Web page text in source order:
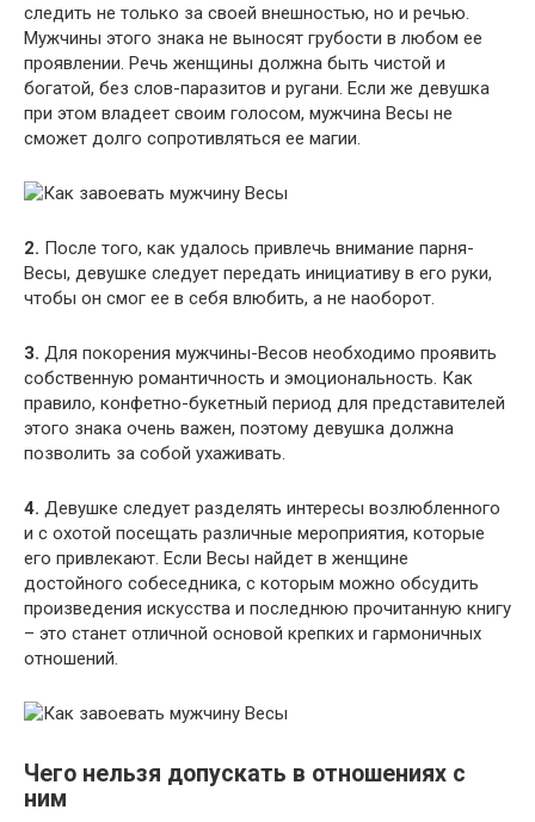
следить не только за своей внешностью, но и речью.
Мужчины этого знака не выносят грубости в любом ее
проявлении. Речь женщины должна быть чистой и
богатой, без слов-паразитов и ругани. Если же девушка
при этом владеет своим голосом, мужчина Весы не
сможет долго сопротивляться ее магии.
2. После того, как удалось привлечь внимание парня-
Весы, девушке следует передать инициативу в его руки,
чтобы он смог ее в себя влюбить, а не наоборот.
3. Для покорения мужчины-Весов необходимо проявить
собственную романтичность и эмоциональность. Как
правило, конфетно-букетный период для представителей
этого знака очень важен, поэтому девушка должна
позволить за собой ухаживать.
4. Девушке следует разделять интересы возлюбленного
и с охотой посещать различные мероприятия, которые
его привлекают. Если Весы найдет в женщине
достойного собеседника, с которым можно обсудить
произведения искусства и последнюю прочитанную книгу
– это станет отличной основой крепких и гармоничных
отношений.
Чего нельзя допускать в отношениях с
ним